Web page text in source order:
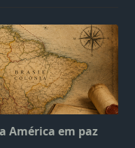
América em paz